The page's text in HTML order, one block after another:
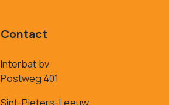
Contact
Interbat bv
Postweg 401